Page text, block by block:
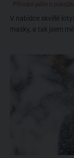
Přírodní péče o
V nabídce skvělé
masky, a tak jsem